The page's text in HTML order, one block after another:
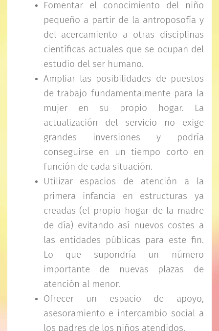
Fomentar el conocimiento del niño
pequeño a partir de la antroposofía y
del acercamiento a otras disciplinas
científicas actuales que se ocupan del
estudio del ser humano.
Ampliar las posibilidades de puestos
de trabajo fundamentalmente para la
mujer en su propio hogar. La
actualización del servicio no exige
grandes inversiones y podría
conseguirse en un tiempo corto en
función de cada situación.
Utilizar espacios de atención a la
primera infancia en estructuras ya
creadas (el propio hogar de la madre
de día) evitando así nuevos costes a
las entidades públicas para este fin.
Lo que supondría un número
importante de nuevas plazas de
atención al menor.
Ofrecer un espacio de apoyo,
asesoramiento e intercambio social a
los padres de los niños atendidos.